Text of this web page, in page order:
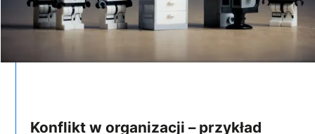
Konflikt w organizacji – przykład